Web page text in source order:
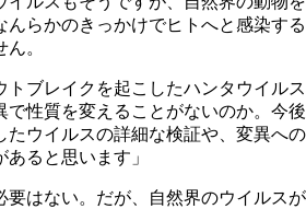
んらかのきっかけでヒトへと感染する
。
トブレイクを起こしたハンタウイルス
で性質を変えることがないのか。今後
たウイルスの詳細な検証や、変異への
ると思います」
要はない。だが、自然界のウイルスが